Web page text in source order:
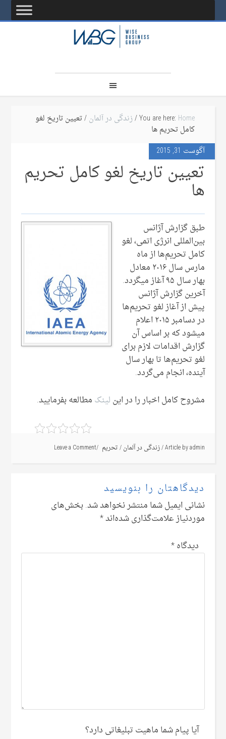
You are here: Home
/زندگی در آلمان/ تعیین تاریخ لغو
کامل تحریم ها
آگوست 31, 2015
تعیین تاریخ لغو کامل تحریم
ها
طبق گزارش آژانس
بین‌المللی انرژی اتمی‌، لغو
کامل تحریم‌ها از ماه
مارس سال ۲۰۱۶ معادل
بهار سال ۹۵ آغاز میگردد.
آخرین گزارش آژانس
پیش از آغاز لغو تحریم‌ها
در دسامبر ۲۰۱۵ اعلام
میشود که بر اساس آن‌
گزارش اقدامات لازم برای
لغو تحریم‌ها تا بهار سال
آینده، انجام می‌‌گردد.
مشروح کامل اخبار را در این لینک مطالعه بفرمایید.
Article byadmin
/زندگی در آلمان/تحریم Leave a Comment
دیدگاهتان را بنویسید
نشانی ایمیل شما منتشر نخواهد شد.بخش‌های
موردنیاز علامت‌گذاری شده‌اند*
دیدگاه*
آیا پیام شما ماهیت تبلیغاتی دارد؟